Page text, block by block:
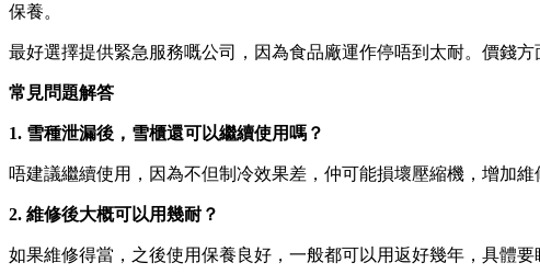
保養。
最好選擇提供緊急服務嘅公司，因為食品廠運作停唔到太耐。價錢
常見問題解答
1. 雪種泄漏後，雪櫃還可以繼續使用嗎？
唔建議繼續使用，因為不但制冷效果差，仲可能損壞壓縮機，增加維
2. 維修後大概可以用幾耐？
如果維修得當，之後使用保養良好，一般都可以用返好幾年，具體要